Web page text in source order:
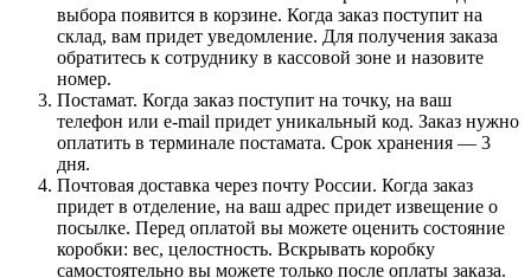
выбора появится в корзине. Когда заказ поступит на
склад, вам придет уведомление. Для получения заказа
обратитесь к сотруднику в кассовой зоне и назовите
номер.
Постамат. Когда заказ поступит на точку, на ваш
телефон или e-mail придет уникальный код. Заказ нужно
оплатить в терминале постамата. Срок хранения — 3
дня.
Почтовая доставка через почту России. Когда заказ
придет в отделение, на ваш адрес придет извещение о
посылке. Перед оплатой вы можете оценить состояние
коробки: вес, целостность. Вскрывать коробку
самостоятельно вы можете только после оплаты заказа.